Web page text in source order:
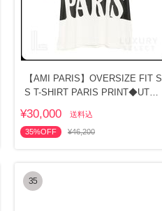
【AMI PARIS】OVERSIZE FIT S
S T-SHIRT PARIS PRINT◆UTS3
¥30,000 送料込
35%OFF ¥46,200
35